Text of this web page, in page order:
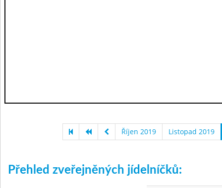
Říjen 2019 Listopad 2019
Přehled zveřejněných jídelníčků: